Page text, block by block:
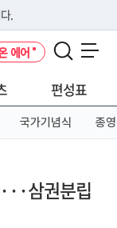
.
있다면 아래 URL에
에어
편성표
국가기념식 종영
삼권분립